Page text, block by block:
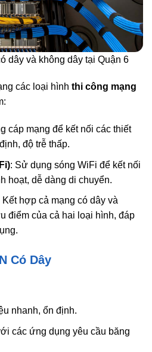
dây và không dây tại Quận 6
các loại hình thi công mạng
cáp mạng để kết nối các thiết
độ trễ thấp.
: Sử dụng sóng WiFi để kết nối
hoạt, dễ dàng di chuyển.
Kết hợp cả mạng có dây và
điểm của cả hai loại hình, đáp
Có Dây
nhanh, ổn định.
các ứng dụng yêu cầu băng